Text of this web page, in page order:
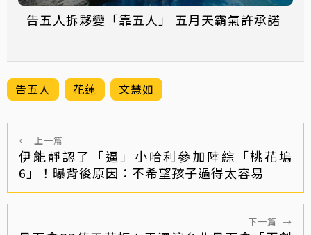
告五人拆夥變「靠五人」 五月天霸氣許承諾
告五人 花蓮 文慧如
← 上一篇
伊能靜認了「逼」小哈利參加陸綜「桃花塢
6」！曝背後原因：不希望孩子過得太容易
下一篇 →